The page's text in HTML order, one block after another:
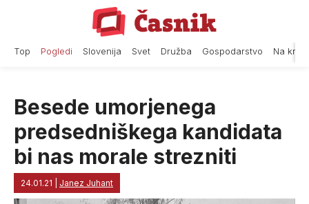
Top Pogledi Slovenija Svet Družba Gospodarstvo Na
Besede umorjenega
predsedniškega kandidata
bi nas morale strezniti
24.01.21 Janez Juhant